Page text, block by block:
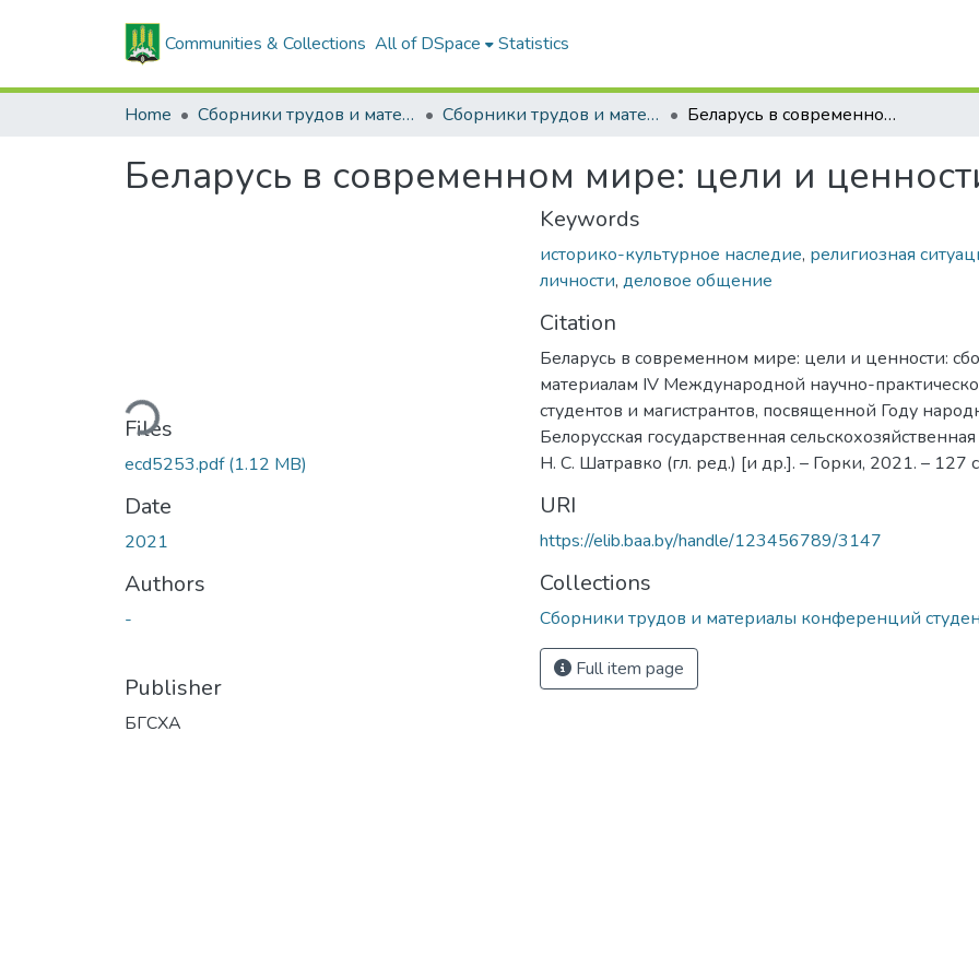
Communities & Collections All of DSpace Statistics
Home Сборники трудов и материалов конференций Сборники трудов и материалы конференций студентов Беларусь в современном мире: цели и ценности: сборник статей
Беларусь в современном мире: цели и
Loading...
Files
ecd5253.pdf(1.12 MB)
Date
2021
Authors
-
Publisher
БГСХА
Keywords
историко-культурное наследие, религиозная
личности, деловое общение
Citation
Беларусь в современном мире: цели и ценности:
материалам ІV Международной научно-
студентов и магистрантов, посвященной Году
Белорусская государственная
Н. С. Шатравко (гл. ред.) [и др.]. – Горки, 2021. – 127
URI
https://elib.baa.by/handle/123456789/3147
Collections
Сборники трудов и материалы конференций
Full item page